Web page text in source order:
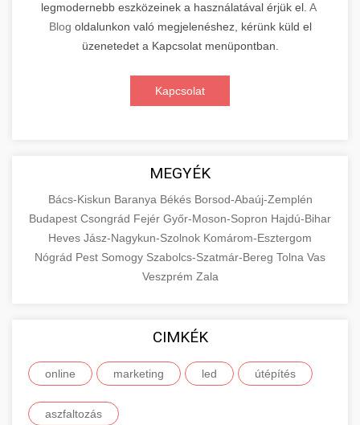
legmodernebb eszközeinek a használatával érjük el. A
Blog oldalunkon való megjelenéshez, kérünk küld el
üzenetedet a Kapcsolat menüpontban.
Kapcsolat
MEGYÉK
Bács-Kiskun Baranya Békés Borsod-Abaúj-Zemplén
Budapest Csongrád Fejér Győr-Moson-Sopron Hajdú-Bihar
Heves Jász-Nagykun-Szolnok Komárom-Esztergom
Nógrád Pest Somogy Szabolcs-Szatmár-Bereg Tolna Vas
Veszprém Zala
CIMKÉK
online marketing led útépítés
aszfaltozás